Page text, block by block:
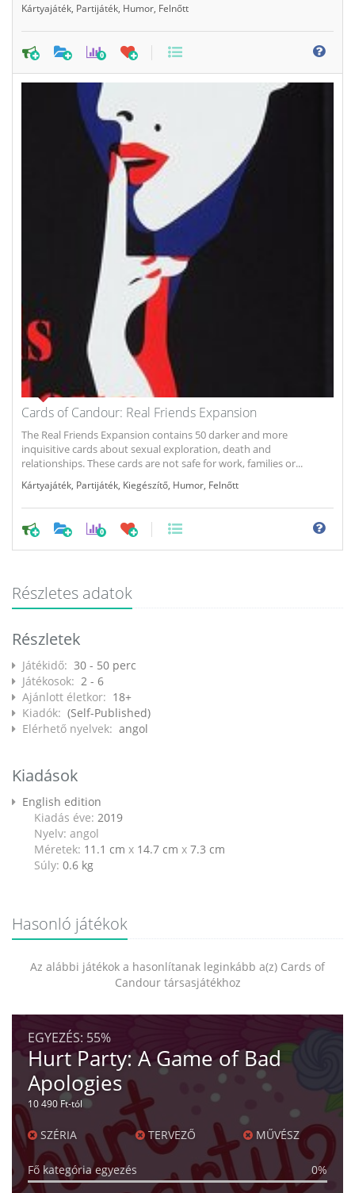
Kártyajáték Partijáték Humor Felnőtt
0
Cards of Candour: Real Friends Expansion
The Real Friends Expansion contains 50 darker and more
inquisitive cards about sexual exploration, death and
relationships. These cards are not safe for work, families or...
Kártyajáték Partijáték Kiegészítő Humor Felnőtt
0
Részletes adatok
Részletek
Játékidő: 30 - 50 perc
Játékosok: 2 - 6
Ajánlott életkor: 18+
Kiadók: (Self-Published)
Elérhető nyelvek: angol
Kiadások
English edition
Kiadás éve: 2019
Nyelv: angol
Méretek: 11.1 cm x 14.7 cm x 7.3 cm
Súly: 0.6 kg
Hasonló játékok
Az alábbi játékok a hasonlítanak leginkább a(z) Cards of
Candour társasjátékhoz
EGYEZÉS: 55%
Hurt Party: A Game of Bad
Apologies
10 490 Ft-tól
SZÉRIA TERVEZŐ MŰVÉSZ
Fő kategória egyezés 0%